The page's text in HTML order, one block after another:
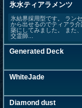
氷水ティアラメンツ
氷結界採用型です。 ラン
から出せるのでティアラ
築にしてみました。 また
交霊師...
Generated Deck
WhiteJade
Diamond dust